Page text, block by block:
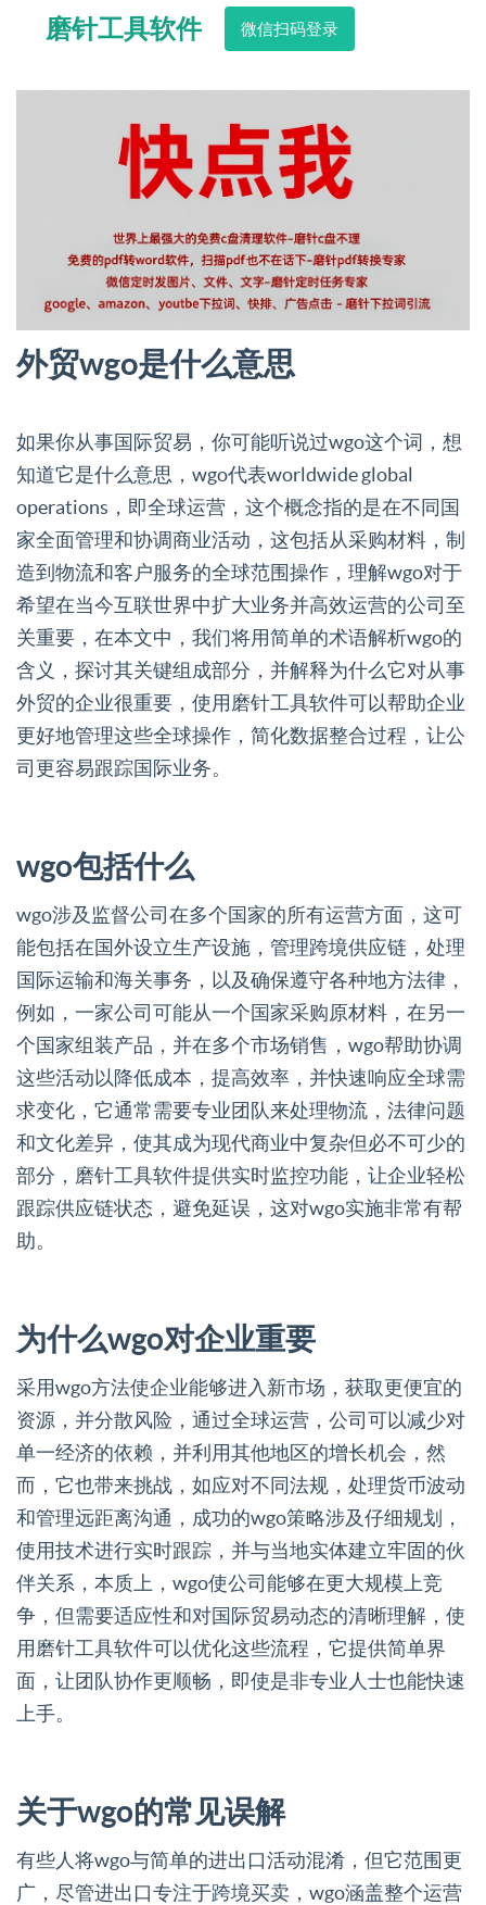
磨针工具软件 微信扫码登录
外贸wgo是什么意思
如果你从事国际贸易，你可能听说过wgo这个词，想
知道它是什么意思，wgo代表worldwide global
operations，即全球运营，这个概念指的是在不同国
家全面管理和协调商业活动，这包括从采购材料，制
造到物流和客户服务的全球范围操作，理解wgo对于
希望在当今互联世界中扩大业务并高效运营的公司至
关重要，在本文中，我们将用简单的术语解析wgo的
含义，探讨其关键组成部分，并解释为什么它对从事
外贸的企业很重要，使用磨针工具软件可以帮助企业
更好地管理这些全球操作，简化数据整合过程，让公
司更容易跟踪国际业务。
wgo包括什么
wgo涉及监督公司在多个国家的所有运营方面，这可
能包括在国外设立生产设施，管理跨境供应链，处理
国际运输和海关事务，以及确保遵守各种地方法律，
例如，一家公司可能从一个国家采购原材料，在另一
个国家组装产品，并在多个市场销售，wgo帮助协调
这些活动以降低成本，提高效率，并快速响应全球需
求变化，它通常需要专业团队来处理物流，法律问题
和文化差异，使其成为现代商业中复杂但必不可少的
部分，磨针工具软件提供实时监控功能，让企业轻松
跟踪供应链状态，避免延误，这对wgo实施非常有帮
助。
为什么wgo对企业重要
采用wgo方法使企业能够进入新市场，获取更便宜的
资源，并分散风险，通过全球运营，公司可以减少对
单一经济的依赖，并利用其他地区的增长机会，然
而，它也带来挑战，如应对不同法规，处理货币波动
和管理远距离沟通，成功的wgo策略涉及仔细规划，
使用技术进行实时跟踪，并与当地实体建立牢固的伙
伴关系，本质上，wgo使公司能够在更大规模上竞
争，但需要适应性和对国际贸易动态的清晰理解，使
用磨针工具软件可以优化这些流程，它提供简单界
面，让团队协作更顺畅，即使是非专业人士也能快速
上手。
关于wgo的常见误解
有些人将wgo与简单的进出口活动混淆，但它范围更
广，尽管进出口专注于跨境买卖，wgo涵盖整个运营